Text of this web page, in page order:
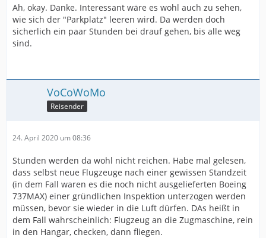
Ah, okay. Danke. Interessant wäre es wohl auch zu sehen,
wie sich der "Parkplatz" leeren wird. Da werden doch
sicherlich ein paar Stunden bei drauf gehen, bis alle weg
sind.
VoCoWoMo
Reisender
24. April 2020 um 08:36
Stunden werden da wohl nicht reichen. Habe mal gelesen,
dass selbst neue Flugzeuge nach einer gewissen Standzeit
(in dem Fall waren es die noch nicht ausgelieferten Boeing
737MAX) einer gründlichen Inspektion unterzogen werden
müssen, bevor sie wieder in die Luft dürfen. DAs heißt in
dem Fall wahrscheinlich: Flugzeug an die Zugmaschine, rein
in den Hangar, checken, dann fliegen.